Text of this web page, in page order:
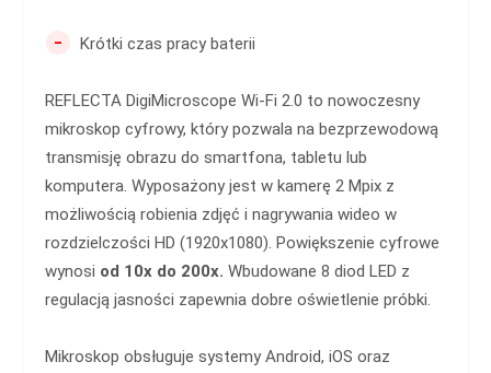
- Krótki czas pracy baterii
REFLECTA DigiMicroscope Wi-Fi 2.0 to nowoczesny
mikroskop cyfrowy, który pozwala na bezprzewodową
transmisję obrazu do smartfona, tabletu lub
komputera. Wyposażony jest w kamerę 2 Mpix z
możliwością robienia zdjęć i nagrywania wideo w
rozdzielczości HD (1920x1080). Powiększenie cyfrowe
wynosi od 10x do 200x. Wbudowane 8 diod LED z
regulacją jasności zapewnia dobre oświetlenie próbki.
Mikroskop obsługuje systemy Android, iOS oraz